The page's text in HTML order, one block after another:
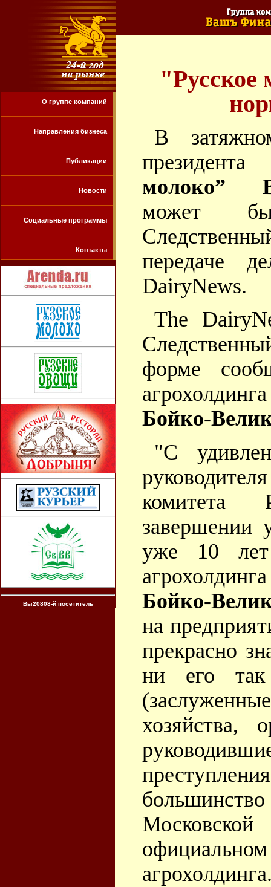
О группе компаний
Направления бизнеса
Публикации
Новости
Социальные программы
Контакты
Вы20808-й посетитель
"Русское
В
молоко”
может
передаче
DairyNews.
The
форме
Бойко-
"С
комитета
завершении
уже 10 лет
Бойко-
на
прекрасно
ни его так
хозяйства,